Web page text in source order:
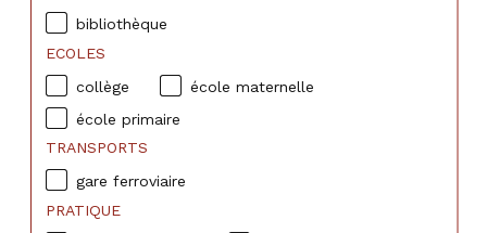
bibliothèque
ECOLES
collège
école maternelle
école primaire
TRANSPORTS
gare ferroviaire
PRATIQUE